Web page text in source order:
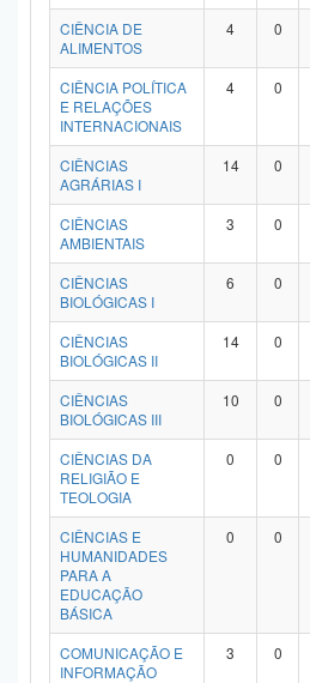
CIÊNCIA DE
ALIMENTOS
4 0
CIÊNCIA POLÍTICA
E RELAÇÕES
INTERNACIONAIS
4 0
CIÊNCIAS
AGRÁRIAS I
14 0
CIÊNCIAS
AMBIENTAIS
3 0
CIÊNCIAS
BIOLÓGICAS I
6 0
CIÊNCIAS
BIOLÓGICAS II
14 0
CIÊNCIAS
BIOLÓGICAS III
10 0
CIÊNCIAS DA
RELIGIÃO E
TEOLOGIA
0 0
CIÊNCIAS E
HUMANIDADES
PARA A
EDUCAÇÃO
BÁSICA
0 0
COMUNICAÇÃO E
INFORMAÇÃO
3 0